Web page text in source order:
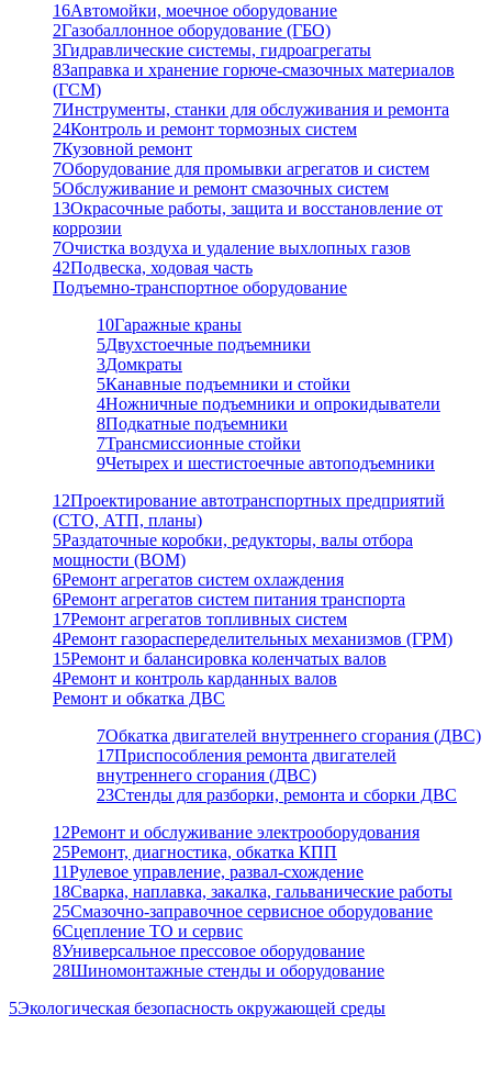
16Автомойки, моечное оборудование
2Газобаллонное оборудование (ГБО)
3Гидравлические системы, гидроагрегаты
8Заправка и хранение горюче-смазочных материалов
(ГСМ)
7Инструменты, станки для обслуживания и ремонта
24Контроль и ремонт тормозных систем
7Кузовной ремонт
7Оборудование для промывки агрегатов и систем
5Обслуживание и ремонт смазочных систем
13Окрасочные работы, защита и восстановление от
коррозии
7Очистка воздуха и удаление выхлопных газов
42Подвеска, ходовая часть
Подъемно-транспортное оборудование
10Гаражные краны
5Двухстоечные подъемники
3Домкраты
5Канавные подъемники и стойки
4Ножничные подъемники и опрокидыватели
8Подкатные подъемники
7Трансмиссионные стойки
9Четырех и шестистоечные автоподъемники
12Проектирование автотранспортных предприятий
(СТО, АТП, планы)
5Раздаточные коробки, редукторы, валы отбора
мощности (ВОМ)
6Ремонт агрегатов систем охлаждения
6Ремонт агрегатов систем питания транспорта
17Ремонт агрегатов топливных систем
4Ремонт газораспеределительных механизмов (ГРМ)
15Ремонт и балансировка коленчатых валов
4Ремонт и контроль карданных валов
Ремонт и обкатка ДВС
7Обкатка двигателей внутреннего сгорания (ДВС)
17Приспособления ремонта двигателей
внутреннего сгорания (ДВС)
23Стенды для разборки, ремонта и сборки ДВС
12Ремонт и обслуживание электрооборудования
25Ремонт, диагностика, обкатка КПП
11Рулевое управление, развал-схождение
18Сварка, наплавка, закалка, гальванические работы
25Смазочно-заправочное сервисное оборудование
6Сцепление ТО и сервис
8Универсальное прессовое оборудование
28Шиномонтажные стенды и оборудование
5Экологическая безопасность окружающей среды